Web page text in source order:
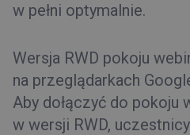
w pełni optymalnie.
Wersja RWD pokoju
na przeglądarkach
Aby dołączyć do pokoju
w wersji RWD,